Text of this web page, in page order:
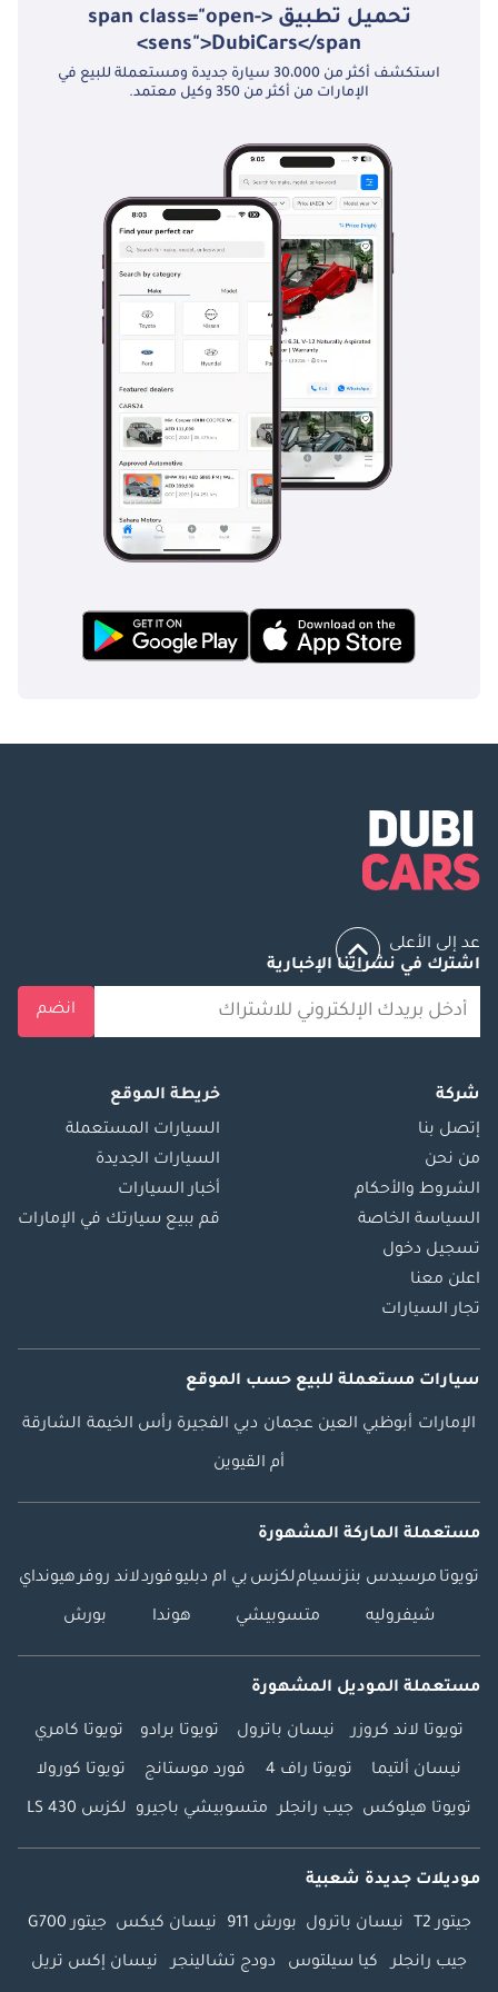
تحميل تطبيق <span class="open-
sens">DubiCars</span>
استكشف أكثر من 30،000 سيارة جديدة ومستعملة للبيع في
الإمارات من أكثر من 350 وكيل معتمد.
الخيار الأمثل. فهي تجمع بين قدرات لاند كروزر 78 الأسطورية وراحة البال
تم إنشاء هذه الإحصاءات بواسطة الذكاء الاصطناعي اعتماداً على بيانات
خبراء السوق. يُرجى دائماً فحص السيارة قبل الشراء.
عد إلى الأعلى
اشترك في نشراتنا الإخبارية
انضم
شركة
إتصل بنا
من نحن
الشروط والأحكام
السياسة الخاصة
تسجيل دخول
اعلن معنا
تجار السيارات
خريطة الموقع
السيارات المستعملة
السيارات الجديدة
أخبار السيارات
قم ببيع سيارتك في الإمارات
سيارات مستعملة للبيع حسب الموقع
الإمارات أبوظبي العين عجمان دبي الفجيرة رأس الخيمة الشارقة
أم القيوين
مستعملة الماركة المشهورة
تويوتا مرسيدس بنزنسياملكزس بي ام دبليوفوردلاند روفرهيونداي
شيفروليه متسوبيشي هوندا بورش
مستعملة الموديل المشهورة
تويوتا لاند كروزر نيسان باترول تويوتا برادو تويوتا كامري
نيسان ألتيما تويوتا راف 4 فورد موستانج تويوتا كورولا
تويوتا هيلوكس جيب رانجلر متسوبيشي باجيرو لكزس LS 430
موديلات جديدة شعبية
جيتور T2 نيسان باترول بورش 911 نيسان كيكس جيتور G700
جيب رانجلر كيا سيلتوس دودج تشالينجر نيسان إكس تريل